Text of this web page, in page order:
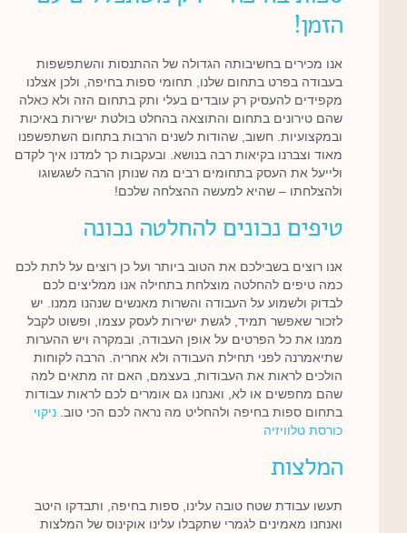
הזמן!
אנו מכירים בחשיבותה הגדולה של ההתנסות והשתפשפות
בעבודה בפרט בתחום שלנו, תחומי ספות בחיפה, ולכן אצלנו
מקפידים להעסיק רק עובדים בעלי ותק בתחום הזה ולא כאלה
שהם טירונים בתחום והתוצאה בהחלט בולטת ישירות באיכות
ובמקצועיות. חשוב, שהודות לשנים הרבות בתחום השתפשפנו
מאוד וצברנו בקיאות רבה בנושא. ובעקבות כך למדנו איך לקדם
ולייעל את העסק בתחומים רבים מה שנותן הרבה לשגשוגו
ולהצלחתו – שהיא למעשה ההצלחה שלכם!
טיפים נכונים להחלטה נכונה
אנו רוצים בשבילכם את הטוב ביותר ועל כן רוצים על לתת לכם
כמה טיפים להחלטה מוצלחת בתחילה אנו ממליצים לכם
לבדוק ולשמוע על העבודה והשרות מאנשים שנהנו ממנו. יש
לזכור שאפשר תמיד, לגשת ישירות לעסק עצמו, ופשוט לקבל
ממנו את כל הפרטים על אופן העבודה, ובמקרה ויש ההערות
שתיאמרנה לפני תחילת העבודה ולא אחריה. הרבה לקוחות
הולכים לראות את העבודות, בעצמם, האם זה מתאים למה
שהם מחפשים או לא, ואנחנו גם אומרים לכם לראות עבודות
בתחום ספות בחיפה ולהחליט מה נראה לכם הכי טוב. ניקוי
כורסת טלוויזיה
המלצות
תעשו עבודת שטח טובה עלינו, ספות בחיפה, ותבדקו היטב
ואנחנו מאמינים לגמרי שתקבלו עלינו אוקינוס של המלצות